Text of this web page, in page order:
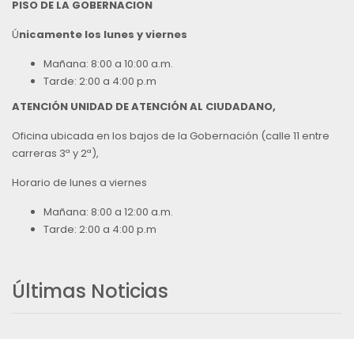
PISO DE LA GOBERNACION
Únicamente los lunes y viernes
Mañana: 8:00 a 10:00 a.m.
Tarde: 2:00 a 4:00 p.m
ATENCIÓN UNIDAD DE ATENCIÓN AL CIUDADANO,
Oficina ubicada en los bajos de la Gobernación (calle 11 entre
carreras 3ª y 2ª),
Horario de lunes a viernes
Mañana: 8:00 a 12:00 a.m.
Tarde: 2:00 a 4:00 p.m
Últimas Noticias